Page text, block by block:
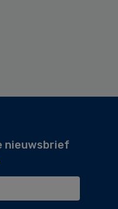
nieuwsbrief